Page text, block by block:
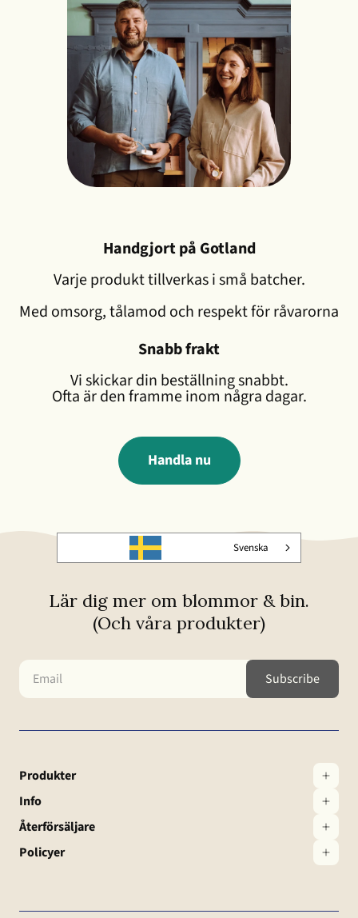
Handgjort på Gotland
Varje produkt tillverkas i små batcher.
Med omsorg, tålamod och respekt för råvarorna
Snabb frakt
Vi skickar din beställning snabbt.
Ofta är den framme inom några dagar.
Handla nu
Svenska
Lär dig mer om blommor & bin.
(Och våra produkter)
Produkter
Info
Återförsäljare
Policyer